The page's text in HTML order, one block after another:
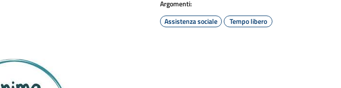
Argomenti:
Assistenza sociale
Tempo libero